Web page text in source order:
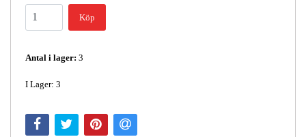
Köp
Antal i lager: 3
I Lager: 3